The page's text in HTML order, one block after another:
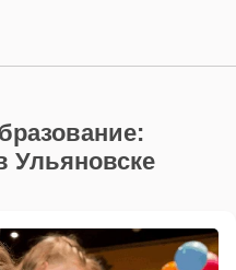
Ульяновске